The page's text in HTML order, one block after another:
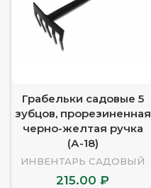
Грабельки садовые 5
зубцов, прорезиненная
черно-желтая ручка
(А-18)
ИНВЕНТАРЬ САДОВЫЙ
215.00₽